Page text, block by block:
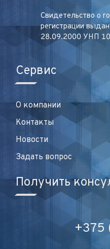
Свидетельство о
регистрации
28.09.2000 УНП
Сервис
О компании
Контакты
Новости
Задать вопрос
Получить
+375